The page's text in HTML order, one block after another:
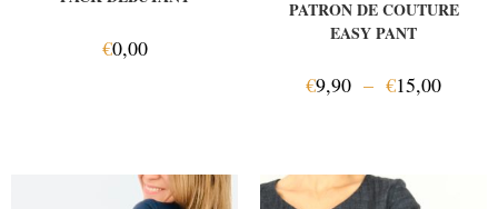
€0,00
PATRON DE COUTURE
EASY PANT
€9,90 – €15,00